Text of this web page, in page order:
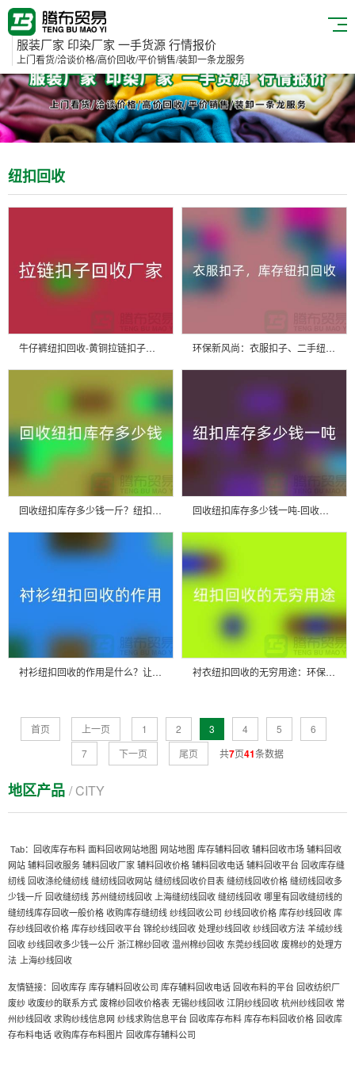
服装厂家 印染厂家 一手货源 行情报价
上门看货/洽谈价格/高价回收/平价销售/装卸一条龙服务
纽扣回收
牛仔裤纽扣回收-黄铜拉链扣子回收厂家-环保与时尚的完美结合 环保新风尚：衣服扣子、二手纽扣及库存纽扣回收大行动
回收纽扣库存多少钱一斤？纽扣回收市场行情-拉链扣子回收厂家 回收纽扣库存多少钱一吨-回收库存纽扣-上海纽扣回收厂家
衬衫纽扣回收的作用是什么？让我们一起探索绿色生活的可能性 衬衣纽扣回收的无穷用途：环保与时尚的完美结合-纽扣回收厂家
首页 上一页 1 2 3 4 5
6
7
下一页 尾页 共7页41条数据
地区产品 / CITY
Tab： 回收库存布料 面料回收网站地图 网站地图 库存辅料回收 辅料回收市场 辅料回收
网站 辅料回收服务 辅料回收厂家 辅料回收价格 辅料回收电话 辅料回收平台 回收库存缝
纫线 回收涤纶缝纫线 缝纫线回收网站 缝纫线回收价目表 缝纫线回收价格 缝纫线回收多
少钱一斤 回收缝纫线 苏州缝纫线回收 上海缝纫线回收 缝纫线回收 哪里有回收缝纫线的
缝纫线库存回收一般价格 收购库存缝纫线 纱线回收公司 纱线回收价格 库存纱线回收 库
存纱线回收价格 库存纱线回收平台 锦纶纱线回收 处理纱线回收 纱线回收方法 羊绒纱线
回收 纱线回收多少钱一公斤 浙江棉纱回收 温州棉纱回收 东莞纱线回收 废棉纱的处理方
法 上海纱线回收
友情链接： 回收库存库存辅料回收公司 库存辅料回收电话 回收布料的平台 回收纺织厂
废纱 收废纱的联系方式 废棉纱回收价格表 无锡纱线回收 江阴纱线回收 杭州纱线回收 常
州纱线回收 求购纱线信息网 纱线求购信息平台 回收库存布料 库存布料回收价格 回收库
存布料电话 收购库存布料图片 回收库存辅料公司